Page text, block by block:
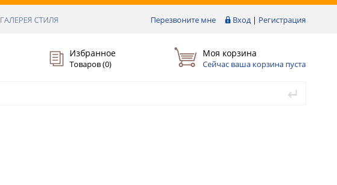
Перезвоните мне Вход | Регистрация
ГАЛЕРЕЯ СТИЛЯ
Избранное
Товаров (0)
Моя корзина
Сейчас ваша корзина пуста